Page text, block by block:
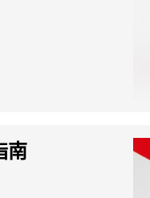
南